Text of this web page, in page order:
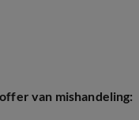
van mishandeling: